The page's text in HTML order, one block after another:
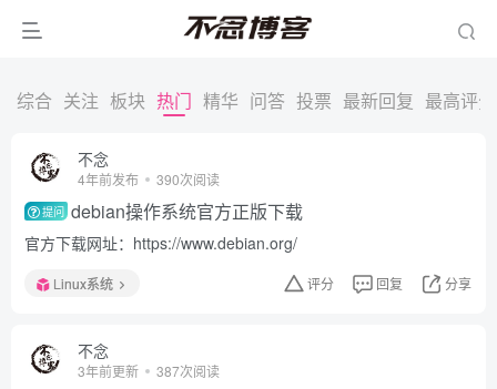
综合 关注 板块 热门 精华 问答 投票 最新回复 最高评分
不念
4年前发布 390次阅读
提问 debian操作系统官方正版下载
官方下载网址：https://www.debian.org/
Linux系统 评分 回复 分享
不念
3年前更新 387次阅读